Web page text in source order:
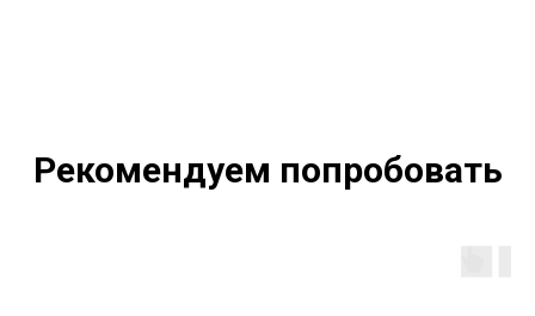
Рекомендуем попробовать